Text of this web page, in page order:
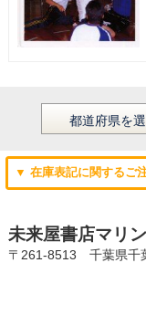
▼ 在庫表記に関するご
未来屋書店マリ
〒261-8513 千葉県千